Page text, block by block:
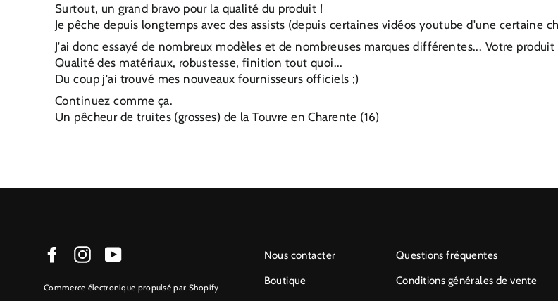
Surtout, un grand bravo pour la qualité du produit !
Je pêche depuis longtemps avec des assists (depuis certaines vidéos youtube d'une certaine
J'ai donc essayé de nombreux modèles et de nombreuses marques différentes... Votre
Qualité des matériaux, robustesse, finition tout quoi...
Du coup j'ai trouvé mes nouveaux fournisseurs officiels ;)
Continuez comme ça.
Un pêcheur de truites (grosses) de la Touvre en Charente (16)
FacebookInstagramYouTube
Commerce électronique propulsé par Shopify
Nous contacter
Boutique
Questions fréquentes
Conditions générales de vente